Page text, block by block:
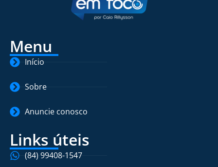
Menu
Início
Sobre
Anuncie conosco
Links úteis
(84) 99408-1547